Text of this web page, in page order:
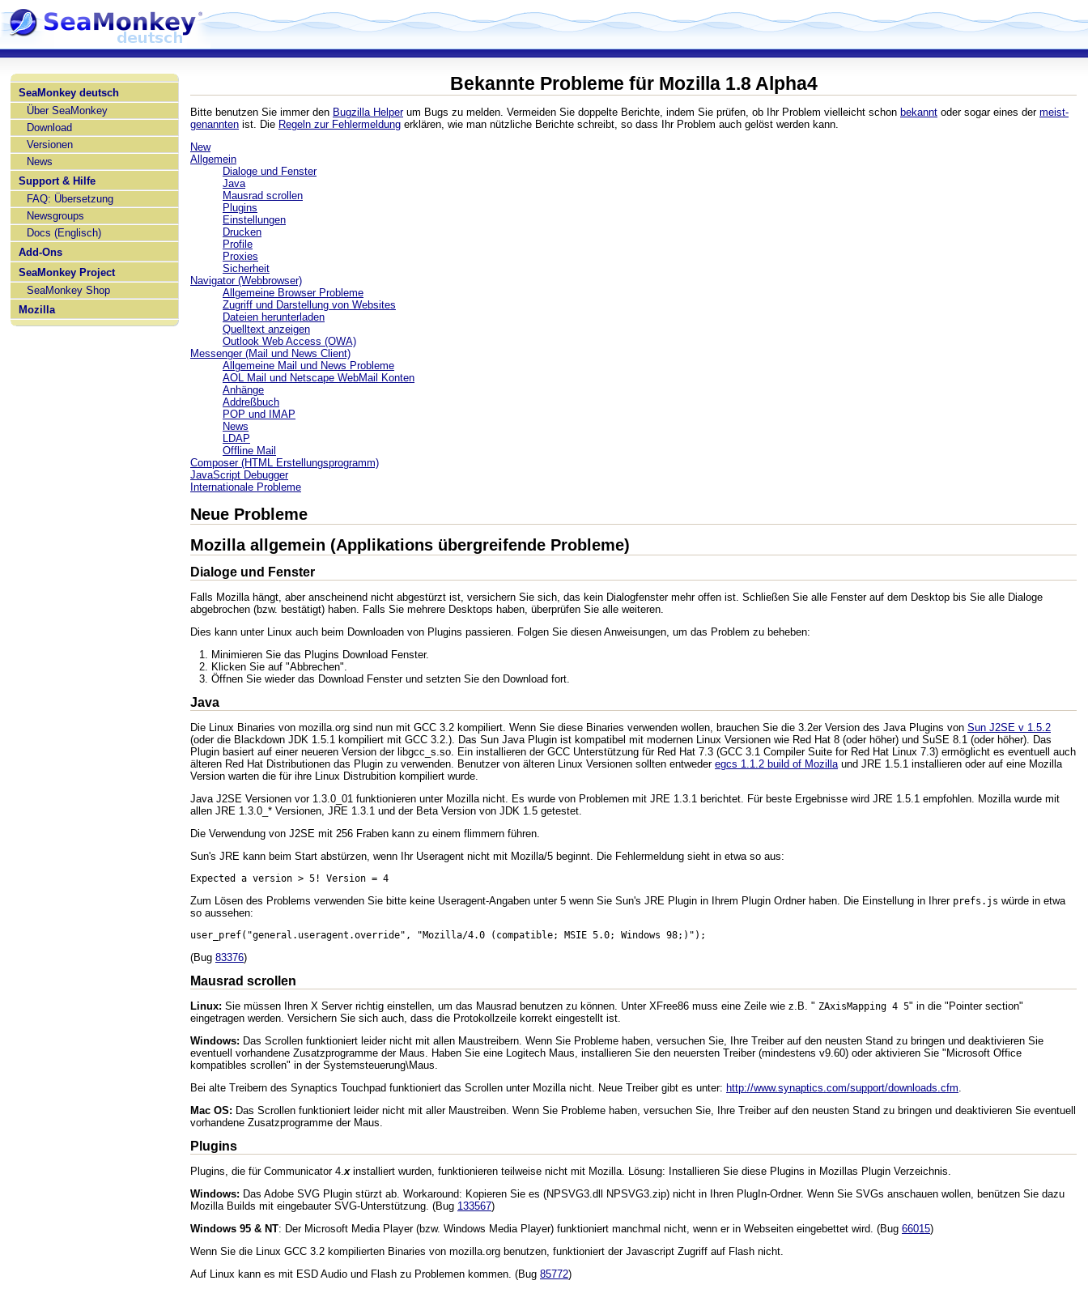
SeaMonkey deutsch
Über SeaMonkey
Download
Versionen
News
Support & Hilfe
FAQ: Übersetzung
Newsgroups
Docs (Englisch)
Add-Ons
SeaMonkey Project
SeaMonkey Shop
Mozilla
Bekannte Probleme für Mozilla 1.8 Alpha4
Bitte benutzen Sie immer den Bugzilla Helperum Bugs zu melden. Vermeiden Sie doppelte Berichte, indem Sie prüfen, ob Ihr Problem vielleicht schon bekannt oder sogar eines der meist-
genannten ist. Die Regeln zur Fehlermeldung erklären, wie man nützliche Berichte schreibt, so dass Ihr Problem auch gelöst werden kann.
New
Allgemein
Dialoge und Fenster
Java
Mausrad scrollen
Plugins
Einstellungen
Drucken
Profile
Proxies
Sicherheit
Navigator (Webbrowser)
Allgemeine Browser Probleme
Zugriff und Darstellung von Websites
Dateien herunterladen
Quelltext anzeigen
Outlook Web Access (OWA)
Messenger (Mail und News Client)
Allgemeine Mail und News Probleme
AOL Mail und Netscape WebMail Konten
Anhänge
Addreßbuch
POP und IMAP
News
LDAP
Offline Mail
Composer (HTML Erstellungsprogramm)
JavaScript Debugger
Internationale Probleme
Neue Probleme
Mozilla allgemein (Applikations übergreifende Probleme)
Dialoge und Fenster
Falls Mozilla hängt, aber anscheinend nicht abgestürzt ist, versichern Sie sich, das kein Dialogfenster mehr offen ist. Schließen Sie alle Fenster auf dem Desktop bis Sie alle Dialoge
abgebrochen (bzw. bestätigt) haben. Falls Sie mehrere Desktops haben, überprüfen Sie alle weiteren.
Dies kann unter Linux auch beim Downloaden von Plugins passieren. Folgen Sie diesen Anweisungen, um das Problem zu beheben:
Minimieren Sie das Plugins Download Fenster.
Klicken Sie auf "Abbrechen".
Öffnen Sie wieder das Download Fenster und setzten Sie den Download fort.
Java
Die Linux Binaries von mozilla.org sind nun mit GCC 3.2 kompiliert. Wenn Sie diese Binaries verwenden wollen, brauchen Sie die 3.2er Version des Java Plugins von Sun J2SE v 1.5.2
(oder die Blackdown JDK 1.5.1 kompiliert mit GCC 3.2.). Das Sun Java Plugin ist kompatibel mit modernen Linux Versionen wie Red Hat 8 (oder höher) und SuSE 8.1 (oder höher). Das
Plugin basiert auf einer neueren Version der libgcc_s.so. Ein installieren der GCC Unterstützung für Red Hat 7.3 (GCC 3.1 Compiler Suite for Red Hat Linux 7.3) ermöglicht es eventuell auch
älteren Red Hat Distributionen das Plugin zu verwenden. Benutzer von älteren Linux Versionen sollten entweder egcs 1.1.2 build of Mozilla und JRE 1.5.1 installieren oder auf eine Mozilla
Version warten die für ihre Linux Distrubition kompiliert wurde.
Java J2SE Versionen vor 1.3.0_01 funktionieren unter Mozilla nicht. Es wurde von Problemen mit JRE 1.3.1 berichtet. Für beste Ergebnisse wird JRE 1.5.1 empfohlen. Mozilla wurde mit
allen JRE 1.3.0_* Versionen, JRE 1.3.1 und der Beta Version von JDK 1.5 getestet.
Die Verwendung von J2SE mit 256 Fraben kann zu einem flimmern führen.
Sun's JRE kann beim Start abstürzen, wenn Ihr Useragent nicht mit Mozilla/5 beginnt. Die Fehlermeldung sieht in etwa so aus:
Expected a version > 5! Version = 4
Zum Lösen des Problems verwenden Sie bitte keine Useragent-Angaben unter 5 wenn Sie Sun's JRE Plugin in Ihrem Plugin Ordner haben. Die Einstellung in Ihrer prefs.js würde in etwa
so aussehen:
user_pref("general.useragent.override", "Mozilla/4.0 (compatible; MSIE 5.0; Windows 98;)");
(Bug 83376)
Mausrad scrollen
Linux: Sie müssen Ihren X Server richtig einstellen, um das Mausrad benutzen zu können. Unter XFree86 muss eine Zeile wie z.B. " ZAxisMapping 4 5" in die "Pointer section"
eingetragen werden. Versichern Sie sich auch, dass die Protokollzeile korrekt eingestellt ist.
Windows: Das Scrollen funktioniert leider nicht mit allen Maustreibern. Wenn Sie Probleme haben, versuchen Sie, Ihre Treiber auf den neusten Stand zu bringen und deaktivieren Sie
eventuell vorhandene Zusatzprogramme der Maus. Haben Sie eine Logitech Maus, installieren Sie den neuersten Treiber (mindestens v9.60) oder aktivieren Sie "Microsoft Office
kompatibles scrollen" in der Systemsteuerung\Maus.
Bei alte Treibern des Synaptics Touchpad funktioniert das Scrollen unter Mozilla nicht. Neue Treiber gibt es unter: http://www.synaptics.com/support/downloads.cfm
Mac OS: Das Scrollen funktioniert leider nicht mit aller Maustreiben. Wenn Sie Probleme haben, versuchen Sie, Ihre Treiber auf den neusten Stand zu bringen und deaktivieren Sie eventuell
vorhandene Zusatzprogramme der Maus.
Plugins
Plugins, die für Communicator 4. xinstalliert wurden, funktionieren teilweise nicht mit Mozilla. Lösung: Installieren Sie diese Plugins in Mozillas Plugin Verzeichnis.
Windows: Das Adobe SVG Plugin stürzt ab. Workaround: Kopieren Sie es (NPSVG3.dll NPSVG3.zip) nicht in Ihren PlugIn-Ordner. Wenn Sie SVGs anschauen wollen, benützen Sie dazu
Mozilla Builds mit eingebauter SVG-Unterstützung. (Bug 133567)
Windows 95 & NT: Der Microsoft Media Player (bzw. Windows Media Player) funktioniert manchmal nicht, wenn er in Webseiten eingebettet wird. (Bug 66015)
Wenn Sie die Linux GCC 3.2 kompilierten Binaries von mozilla.org benutzen, funktioniert der Javascript Zugriff auf Flash nicht.
Auf Linux kann es mit ESD Audio und Flash zu Problemen kommen. (Bug 85772)